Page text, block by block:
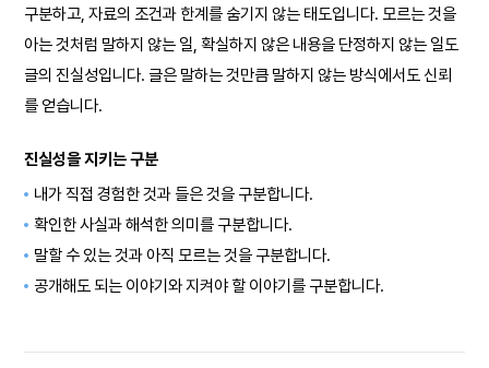
구분하고, 자료의 조건과 한계를 숨기지 않는 태도입니다. 모르는 것을
아는 것처럼 말하지 않는 일, 확실하지 않은 내용을 단정하지 않는 일도
글의 진실성입니다. 글은 말하는 것만큼 말하지 않는 방식에서도 신뢰
를 얻습니다.
진실성을 지키는 구분
내가 직접 경험한 것과 들은 것을 구분합니다.
확인한 사실과 해석한 의미를 구분합니다.
말할 수 있는 것과 아직 모르는 것을 구분합니다.
공개해도 되는 이야기와 지켜야 할 이야기를 구분합니다.